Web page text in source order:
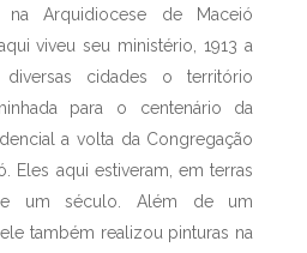
na Arquidiocese de Maceió
viveu seu ministério, 1913 a
cidades o território
para o centenário da
a volta da Congregação
Eles aqui estiveram, em terras
um século. Além de um
também realizou pinturas na